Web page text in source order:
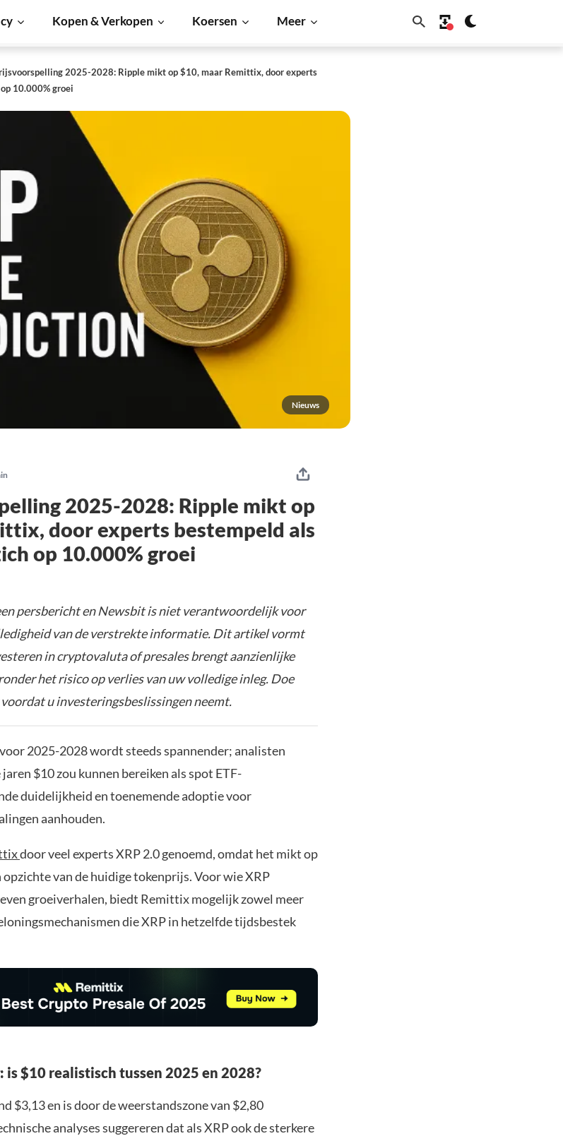
Kopen & Verkopen Koersen Meer
2025-2028: Ripple mikt op $10, maar Remittix, door experts
10.000% groei
Nieuws
2025-2028: Ripple mikt op
door experts bestempeld als
op 10.000% groei
persbericht en Newsbit is niet verantwoordelijk voor
van de verstrekte informatie. Dit artikel vormt
in cryptovaluta of presales brengt aanzienlijke
het risico op verlies van uw volledige inleg. Doe
u investeringsbeslissingen neemt.
2025-2028 wordt steeds spannender; analisten
$10 zou kunnen bereiken als spot ETF-
duidelijkheid en toenemende adoptie voor
aanhouden.
door veel experts XRP 2.0 genoemd, omdat het mikt op
opzichte van de huidige tokenprijs. Voor wie XRP
groeiverhalen, biedt Remittix mogelijk zowel meer
die XRP in hetzelfde tijdsbestek
$10 realistisch tussen 2025 en 2028?
$3,13 en is door de weerstandszone van $2,80
analyses suggereren dat als XRP ook de sterkere